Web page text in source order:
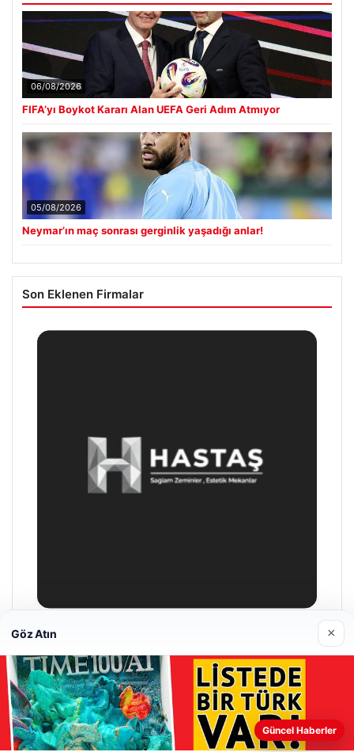
06/08/2026
FIFA’yı Boykot Kararı Alan UEFA Geri Adım Atmıyor
05/08/2026
Neymar’ın maç sonrası gerginlik yaşadığı anlar!
Son Eklenen Firmalar
Hastaş Beton
26/05/2026
Web sitemizi nasıl kullandığınızı daha iyi anlayabilmek,
Göz Atın ×
Güncel Haberler